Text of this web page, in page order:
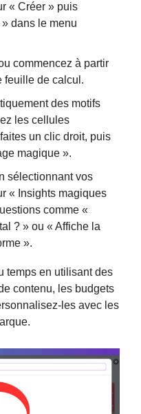
« Créer » puis
dans le menu
commencez à partir
feuille de calcul.
des motifs
les cellules
un clic droit, puis
magique ».
sélectionnant vos
« Insights magiques
comme «
? » ou « Affiche la
».
temps en utilisant des
contenu, les budgets
les avec les